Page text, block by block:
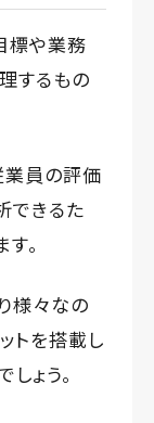
標や業務
するもの
業員の評価
できるた
。
様々なの
トを搭載し
ょう。